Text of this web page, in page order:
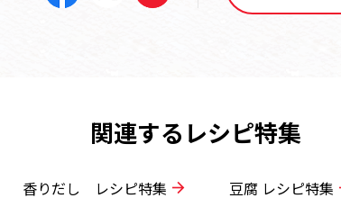
関連するレシピ特集
香りだし レシピ特集 豆腐 レシピ特集